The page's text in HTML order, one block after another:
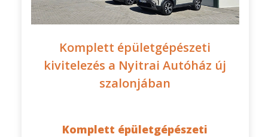
Komplett épületgépészeti
kivitelezés a Nyitrai Autóház új
szalonjában
Komplett épületgépészeti